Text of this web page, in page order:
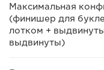
Максимальная
(финишер для
лотком +
выдвинуты)